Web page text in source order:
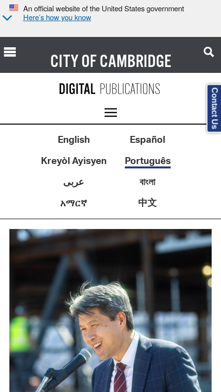
An official website of the United States government
Here’s how you know
CITY OFCAMBRIDGE
English
Español
Kreyòl Ayisyen
Português
عربى
বাংলা
አማርኛ
中文
Contact Us